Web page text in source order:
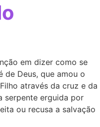
em dizer como se
de Deus, que amou o
através da cruz e da
serpente erguida por
ou recusa a salvação